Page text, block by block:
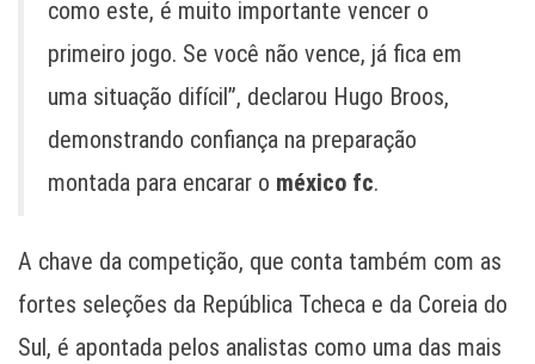
como este, é muito importante vencer o
primeiro jogo. Se você não vence, já fica em
uma situação difícil”, declarou Hugo Broos,
demonstrando confiança na preparação
montada para encarar o méxico fc.
A chave da competição, que conta também com as
fortes seleções da República Tcheca e da Coreia do
Sul, é apontada pelos analistas como uma das mais